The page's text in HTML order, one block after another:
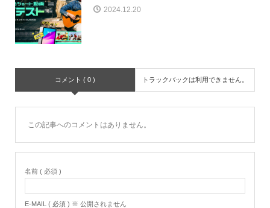
2024.12.20
コメント ( 0 ) トラックバックは利用できません。
この記事へのコメントはありません。
名前 ( 必須 )
E-MAIL ( 必須 ) ※ 公開されません